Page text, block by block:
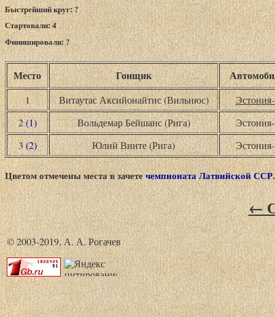
Быстрейший круг: ?
Стартовали: 4
Финишировали: ?
Место Гонщик
1 Витаутас Аксийонайтис (Вильнюс)
2(1) Вольдемар Бейшанс (Рига)
3(2) Юлий Винте (Рига)
Цветом отмечены места в зачетечемпионата Латвийской ССР.
←